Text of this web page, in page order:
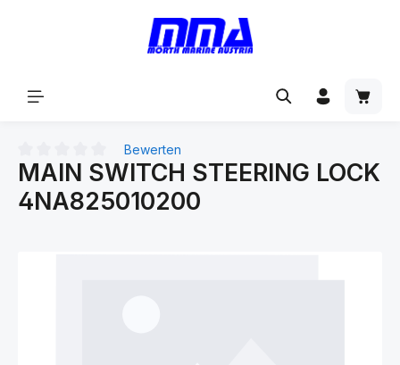
Durchschnittliche Bewertung von 0 von 5 Sternen
Bewerten
MAIN SWITCH STEERING LOCK
4NA825010200